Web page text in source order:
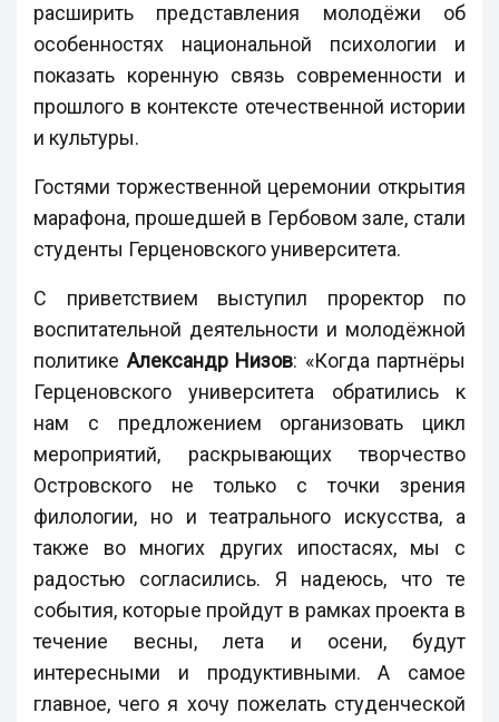
расширить представления молодёжи об
особенностях национальной психологии и
показать коренную связь современности и
прошлого в контексте отечественной истории
и культуры.
Гостями торжественной церемонии открытия
марафона, прошедшей в Гербовом зале, стали
студенты Герценовского университета.
С приветствием выступил проректор по
воспитательной деятельности и молодёжной
политике Александр Низов: «Когда партнёры
Герценовского университета обратились к
нам с предложением организовать цикл
мероприятий, раскрывающих творчество
Островского не только с точки зрения
филологии, но и театрального искусства, а
также во многих других ипостасях, мы с
радостью согласились. Я надеюсь, что те
события, которые пройдут в рамках проекта в
течение весны, лета и осени, будут
интересными и продуктивными. А самое
главное, чего я хочу пожелать студенческой